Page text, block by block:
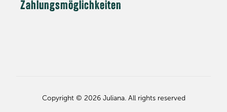
Zahlungsmöglichkeiten
Copyright © 2026 Juliana. All rights reserved